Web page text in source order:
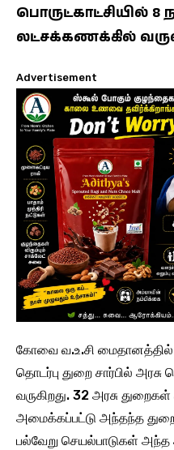
பொருட்காட்சியில் 8
லட்சக்கணக்கில்
Advertisement
கோவை வ.உ.சி மைதானத்தில்
தொடர்பு துறை சார்பில்
வருகிறது. 32 அரசு
அமைக்கப்பட்டு அந்தந்த
பல்வேறு செயல்பாடுகள் அந்த